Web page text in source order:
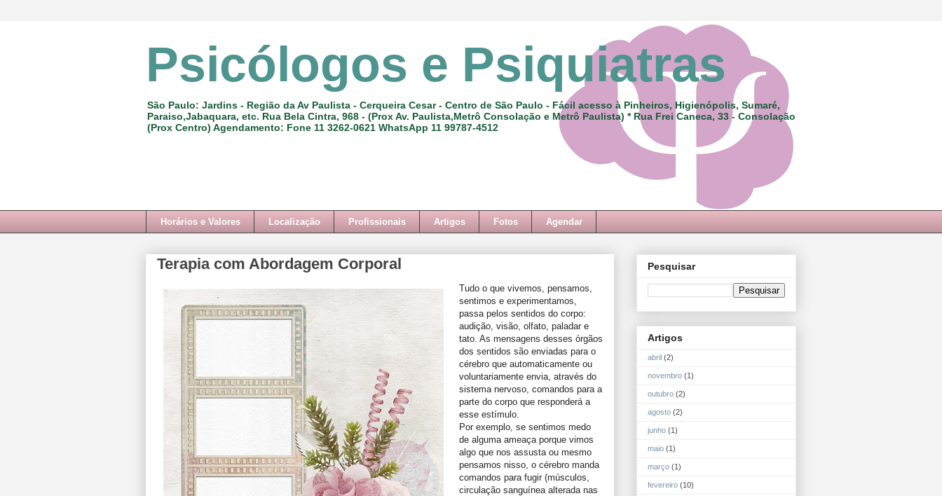
Psicólogos e Psiquiatras
São Paulo: Jardins - Região da Av Paulista - Cerqueira Cesar - Centro de São Paulo - Fácil acesso à Pinheiros, Higienópolis, Sumaré,
Paraiso,Jabaquara, etc. Rua Bela Cintra, 968 - (Prox Av. Paulista,Metrô Consolação e Metrô Paulista) * Rua Frei Caneca, 33 - Consolação
(Prox Centro) Agendamento: Fone 11 3262-0621 WhatsApp 11 99787-4512
Horários e Valores Localização Profissionais Artigos Fotos Agendar
Terapia com Abordagem Corporal
Tudo o que vivemos, pensamos,
sentimos e experimentamos,
passa pelos sentidos do corpo:
audição, visão, olfato, paladar e
tato. As mensagens desses órgãos
dos sentidos são enviadas para o
cérebro que automaticamente ou
voluntariamente envia, através do
sistema nervoso, comandos para a
parte do corpo que responderá a
esse estímulo.
Por exemplo, se sentimos medo
de alguma ameaça porque vimos
algo que nos assusta ou mesmo
pensamos nisso, o cérebro manda
comandos para fugir (músculos,
circulação sanguínea alterada nas
Pesquisar
Artigos
abril (2)
novembro (1)
outubro (2)
agosto (2)
junho (1)
maio (1)
março (1)
fevereiro (10)